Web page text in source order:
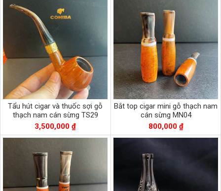
Tẩu hút cigar và thuốc sợi gỗ
thạch nam cán sừng TS29
3,500,000 ₫
Bắt top cigar mini gỗ thạch nam
cán sừng MN04
800,000 ₫